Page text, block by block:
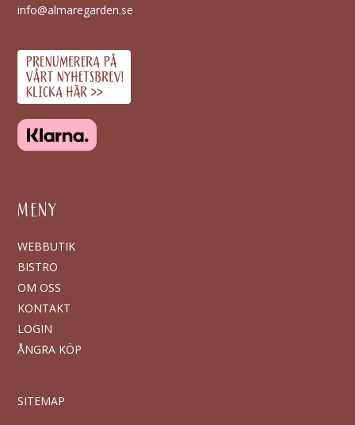
info@almaregarden.se
MENY
WEBBUTIK
BISTRO
OM OSS
KONTAKT
LOGIN
ÅNGRA KÖP
SITEMAP